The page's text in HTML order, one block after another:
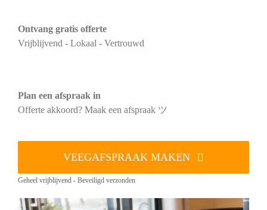
Ontvang gratis offerte
Vrijblijvend - Lokaal - Vertrouwd
Plan een afspraak in
Offerte akkoord? Maak een afspraak ツ
VEEGAFSPRAAK MAKEN
Geheel vrijblijvend - Beveiligd verzonden